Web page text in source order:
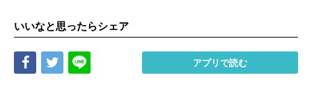
いいなと思ったらシェア
Share Tweet アプリで読む